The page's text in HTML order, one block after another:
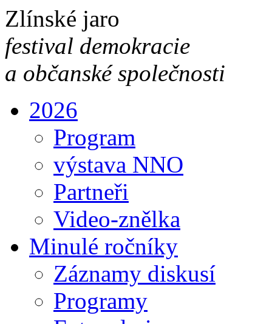
Zlínské jaro
festival demokracie
a občanské společnosti
2026
Program
výstava NNO
Partneři
Video-znělka
Minulé ročníky
Záznamy diskusí
Programy